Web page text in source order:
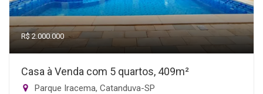
R$ 2.000.000
Casa à Venda com 5 quartos, 409m²
Parque Iracema, Catanduva-SP